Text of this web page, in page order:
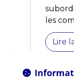
les
Lire